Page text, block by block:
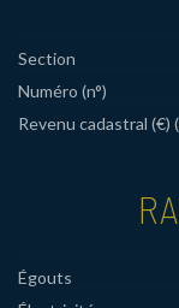
Section
Numéro (n°)
Revenu cadastral (€)
Égouts